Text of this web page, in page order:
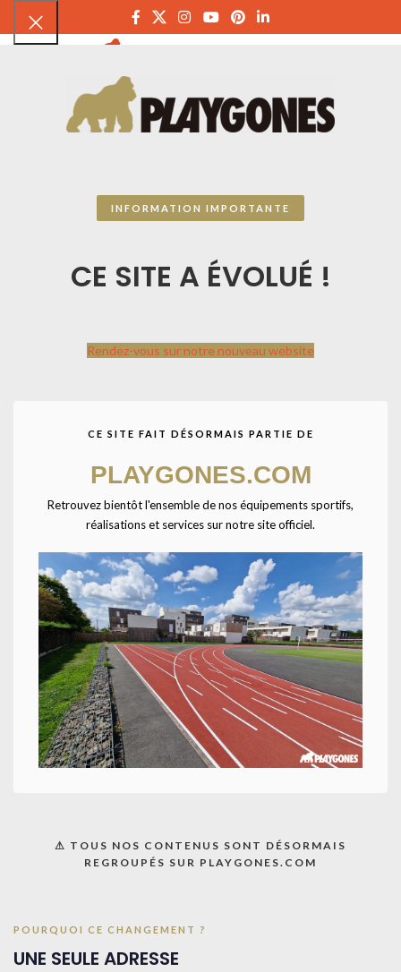
INFORMATION IMPORTANTE
CE SITE A ÉVOLUÉ !
Rendez-vous sur notre nouveau website
CE SITE FAIT DÉSORMAIS PARTIE DE
PLAYGONES.COM
Retrouvez bientôt l'ensemble de nos équipements sportifs,
réalisations et services sur notre site officiel.
⚠ TOUS NOS CONTENUS SONT DÉSORMAIS
REGROUPÉS SUR PLAYGONES.COM
POURQUOI CE CHANGEMENT ?
UNE SEULE ADRESSE
CATALOGUE SPORTPLAY Petit matériel sportif
Matériels d'entrainement
Cerceau rond diam : 75cm-TAILLE UNIQUE-
Existe en 6 couleurs. (blanc, rouge, vert, jaune, rose et bleu). Ø75cm.
UNE QUESTION ? UN DEVIS ?
Décrivez votre projet
Confiez-nous la pose
063028C
Matériels d'entrainement